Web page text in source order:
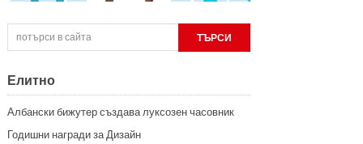
Елитно
Албански бижутер създава луксозен часовник
Годишни награди за Дизайн